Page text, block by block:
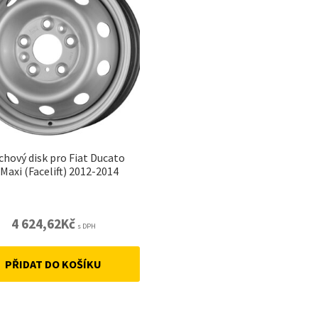
disk pro Fiat Ducato
(Facelift) 2012-2014
4 624,62Kč s DPH
PŘIDAT DO KOŠÍKU